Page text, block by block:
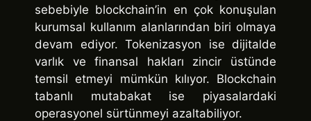
sebebiyle blockchain’in en çok konuşulan
kurumsal kullanım alanlarından biri olmaya
devam ediyor. Tokenizasyon ise dijitalde
varlık ve finansal hakları zincir üstünde
temsil etmeyi mümkün kılıyor. Blockchain
tabanlı mutabakat ise piyasalardaki
operasyonel sürtünmeyi azaltabiliyor.